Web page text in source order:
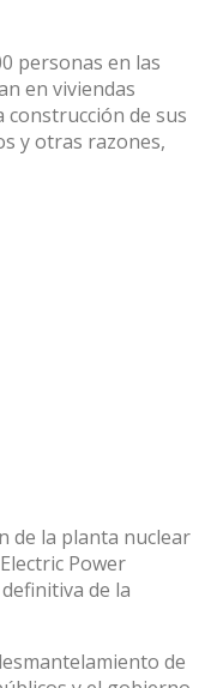
personas en las
en viviendas
de sus
y otras razones,
de la planta nuclear
Power
de la
de